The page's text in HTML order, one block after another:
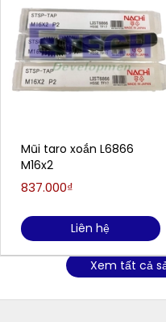
Mũi taro xoắn L6866
M16x2
837.000₫
Liên hệ
Xem tất cả